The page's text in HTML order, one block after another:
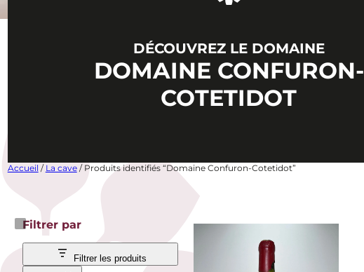
DÉCOUVREZ LE DOMAINE
DOMAINE CONFURON-
COTETIDOT
Accueil / La cave/ Produits identifiés “Domaine Confuron-Cotetidot”
Filtrer par
Filtrer les produits